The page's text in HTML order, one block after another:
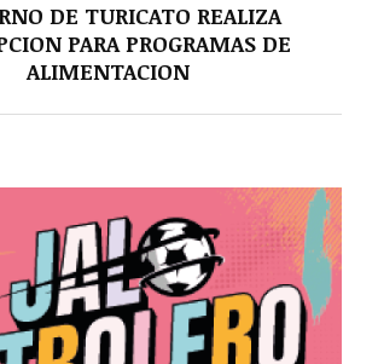
DE TURICATO REALIZA
PARA PROGRAMAS DE
ALIMENTACION